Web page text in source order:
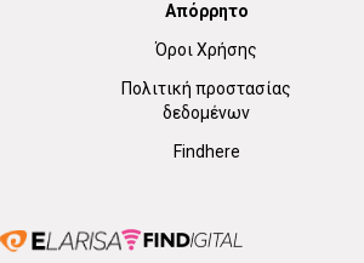
Απόρρητο
Όροι Χρήσης
Πολιτική προστασίας
δεδομένων
Findhere